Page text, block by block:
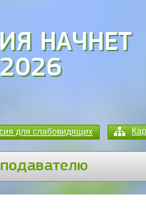
НАЧНЕТ
для слабовидящих